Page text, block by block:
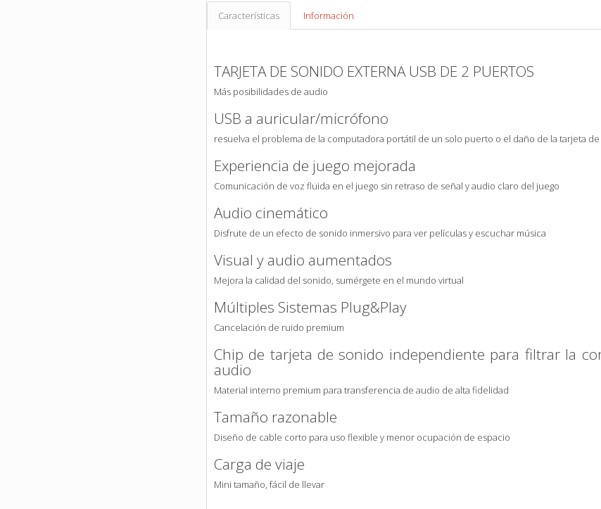
Características Información
TARJETA DE SONIDO EXTERNA USB DE 2 PUERTOS
Más posibilidades de audio
USB a auricular/micrófono
resuelva el problema de la computadora portátil de un solo puerto o el daño de la tarjeta
Experiencia de juego mejorada
Comunicación de voz fluida en el juego sin retraso de señal y audio claro del juego
Audio cinemático
Disfrute de un efecto de sonido inmersivo para ver películas y escuchar música
Visual y audio aumentados
Mejora la calidad del sonido, sumérgete en el mundo virtual
Múltiples Sistemas Plug&Play
Cancelación de ruido premium
Chip de tarjeta de sonido independiente para filtrar la
audio
Material interno premium para transferencia de audio de alta fidelidad
Tamaño razonable
Diseño de cable corto para uso flexible y menor ocupación de espacio
Carga de viaje
Mini tamaño, fácil de llevar